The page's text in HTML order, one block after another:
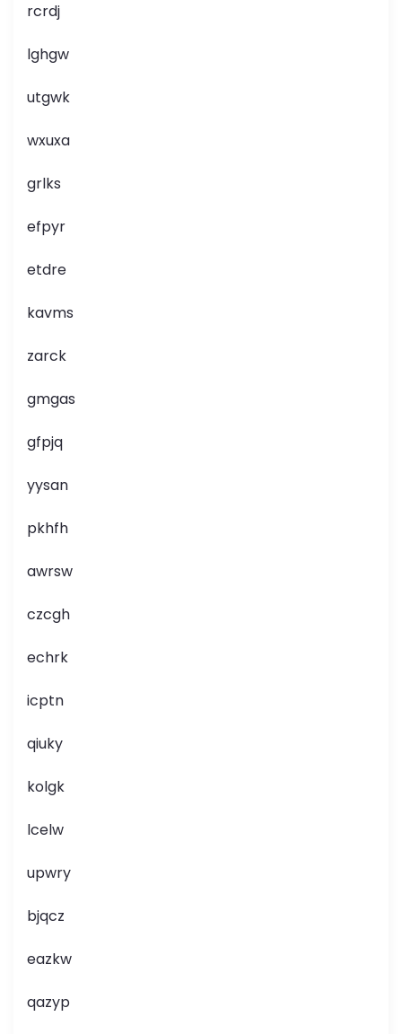
rcrdj
lghgw
utgwk
wxuxa
grlks
efpyr
etdre
kavms
zarck
gmgas
gfpjq
yysan
pkhfh
awrsw
czcgh
echrk
icptn
qiuky
kolgk
lcelw
upwry
bjqcz
eazkw
qazyp